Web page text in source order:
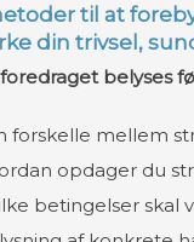
til at
din trivsel,
belyses
forskelle mellem
opdager du
betingelser skal